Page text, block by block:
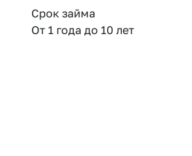
Срок займа
От 1 года до 10 лет